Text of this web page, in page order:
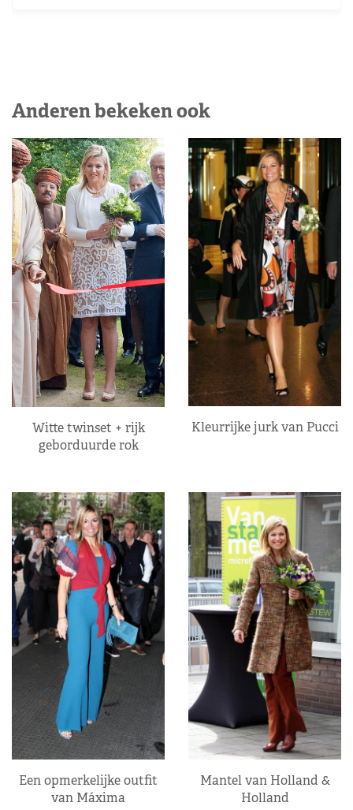
Anderen bekeken ook
Witte twinset + rijk
geborduurde rok
Kleurrijke jurk van Pucci
Een opmerkelijke outfit
van Máxima
Mantel van Holland &
Holland